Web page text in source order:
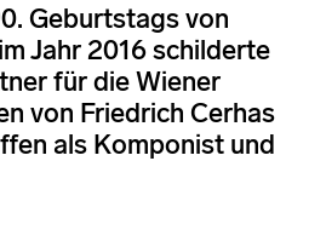
Geburtstags von
Jahr 2016 schilderte
für die Wiener
von Friedrich Cerhas
als Komponist und